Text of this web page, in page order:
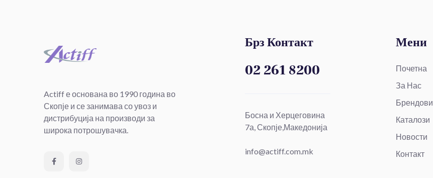
Actiff е основана во 1990 година во
Скопје и се занимава со увоз и
дистрибуција на производи за
широка потрошувачка.
Брз Контакт
02 261 8200
Босна и Херцеговина
7а, Скопје,Македонија
info@actiff.com.mk
Мени
Почетна
За Нас
Брендови
Каталози
Новости
Контакт